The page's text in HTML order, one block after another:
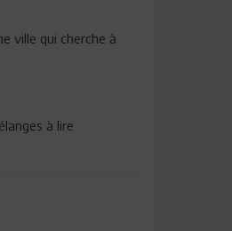
ville qui cherche à
à lire